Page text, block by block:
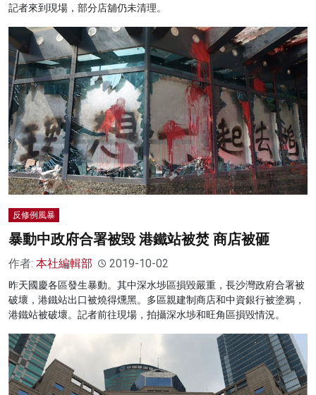
記者來到現場，部分店舖仍未清理。
反修例風暴
暴動中政府合署被毀 港鐵站被焚 商店被砸
作者: 本社編輯部 2019-10-02
昨天國慶各區發生暴動。其中深水埗區損毀嚴重，長沙灣政府合署被
破壞，港鐵站出口被燒得燻黑。多區親建制商店和中資銀行被塗鴉，
港鐵站被破壞。記者前往現場，拍攝深水埗和旺角區損毀情況。